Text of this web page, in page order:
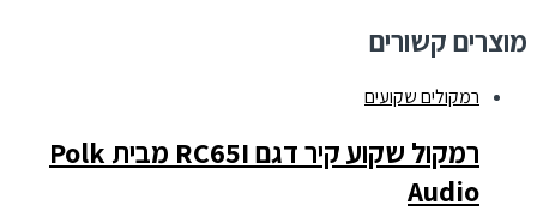
מוצרים קשורים
רמקולים שקועים
רמקול שקוע קיר דגם RC65I מבית Polk
Audio